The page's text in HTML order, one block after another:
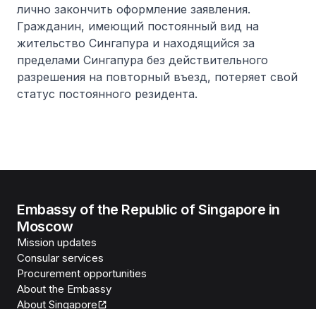
лично закончить оформление заявления.
Гражданин, имеющий постоянный вид на
жительство Сингапура и находящийся за
пределами Сингапура без действительного
разрешения на повторный въезд, потеряет свой
статус постоянного резидента.
Embassy of the Republic of Singapore in
Moscow
Mission updates
Consular services
Procurement opportunities
About the Embassy
About Singapore